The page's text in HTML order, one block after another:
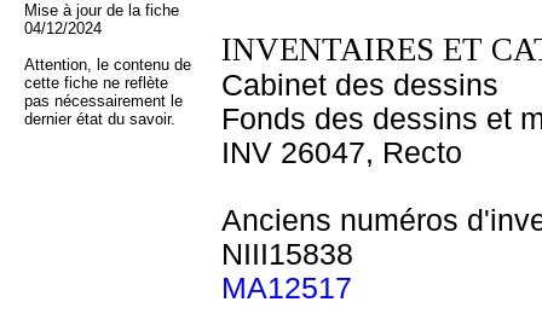
Mise à jour de la fiche
04/12/2024
Attention, le contenu de
cette fiche ne reflète
pas nécessairement le
dernier état du savoir.
INVENTAIRES ET
Cabinet des dessins
Fonds des dessins et
INV 26047, Recto
Anciens numéros
NIII15838
MA12517